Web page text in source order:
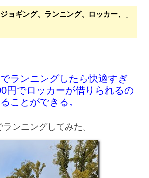
ョギング、ランニング、ロッカー、
」
ランニングしたら快適すぎ
円でロッカーが借りられるの
ことができる。
ランニングしてみた。